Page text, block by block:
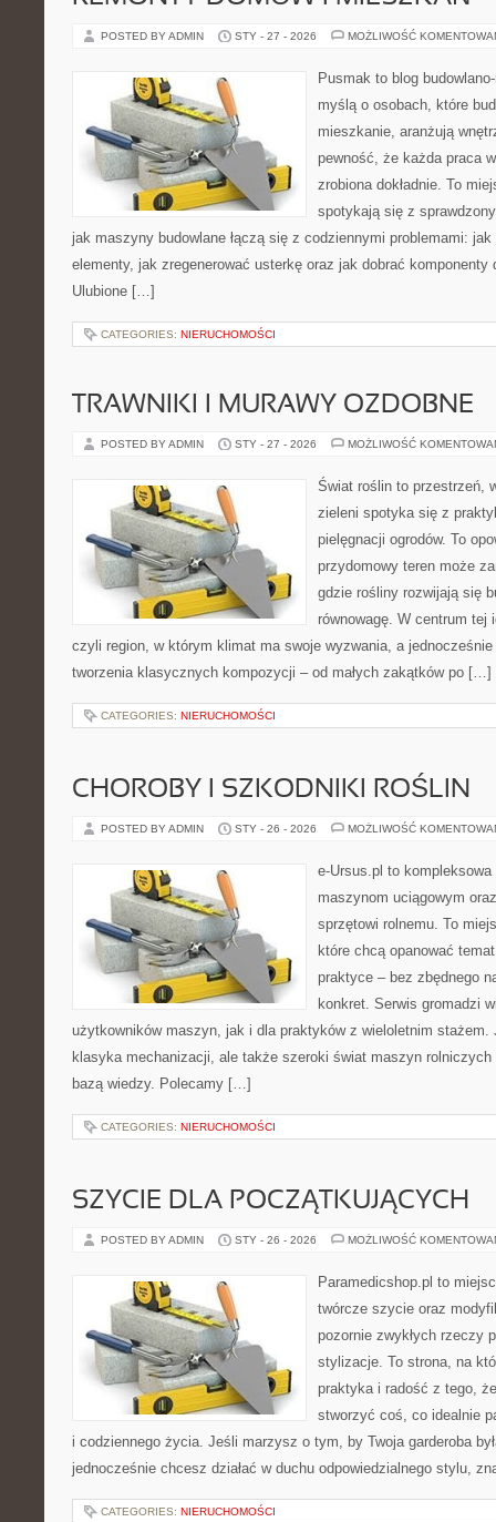
POSTED BY ADMIN STY - 27 - 2026 MOŻLIWOŚĆ
Pusmak to blog
myślą o osobach, które
mieszkanie, aranżują
pewność, że każda praca
zrobiona dokładnie. To
spotykają się z
jak maszyny budowlane łączą się z codziennymi problemami:
elementy, jak zregenerować usterkę oraz jak dobrać komponenty
Ulubione […]
CATEGORIES: NIERUCHOMOŚCI
TRAWNIKI I MURAWY OZDOBNE
POSTED BY ADMIN STY - 27 - 2026 MOŻLIWOŚĆ
Świat roślin to przestrzeń,
zieleni spotyka się z
pielęgnacji ogrodów. To
przydomowy teren może
gdzie rośliny rozwijają się
równowagę. W centrum
czyli region, w którym klimat ma swoje wyzwania, a
tworzenia klasycznych kompozycji – od małych zakątków po […]
CATEGORIES: NIERUCHOMOŚCI
CHOROBY I SZKODNIKI ROŚLIN
POSTED BY ADMIN STY - 26 - 2026 MOŻLIWOŚĆ
e-Ursus.pl to
maszynom uciągowym
sprzętowi rolnemu. To
które chcą opanować
praktyce – bez zbędnego
konkret. Serwis gromadzi
użytkowników maszyn, jak i dla praktyków z wieloletnim stażem.
klasyka mechanizacji, ale także szeroki świat maszyn
bazą wiedzy. Polecamy […]
CATEGORIES: NIERUCHOMOŚCI
SZYCIE DLA POCZĄTKUJĄCYCH
POSTED BY ADMIN STY - 26 - 2026 MOŻLIWOŚĆ
Paramedicshop.pl to
twórcze szycie oraz
pozornie zwykłych rzeczy
stylizacje. To strona, na
praktyka i radość z tego,
stworzyć coś, co idealnie
i codziennego życia. Jeśli marzysz o tym, by Twoja garderoba
jednocześnie chcesz działać w duchu odpowiedzialnego stylu,
CATEGORIES: NIERUCHOMOŚCI